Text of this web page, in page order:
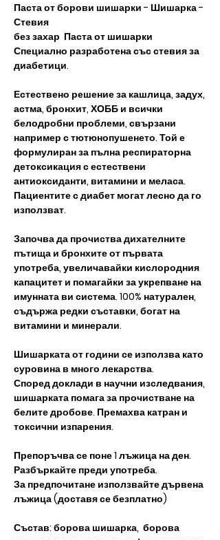
Паста от борови шишарки - Шишарка -
Стевия
без захар Паста от шишарки
Специално разработена със стевия за
диабетици.
Естествено решение за кашлица, задух,
астма, бронхит, ХОББ и всички
белодробни проблеми, свързани
например с тютюнопушенето. Той е
формулиран за пълна респираторна
детоксикация с естествени
антиоксиданти, витамини и меласа.
Пациентите с диабет могат лесно да го
използват.
Започва да прочиства дихателните
пътища и бронхите от първата
употреба, увеличавайки кислородния
капацитет и помагайки за укрепване на
имунната ви система. 100% натурален,
съдържа редки съставки, богат на
витамини и минерали.
Шишарката от години се използва като
суровина в много лекарства.
Според доклади в научни изследвания,
шишарката помага за прочистване на
белите дробове. Премахва катран и
токсични изпарения.
Препоръчва се поне 1 лъжица на ден.
Разбъркайте преди употреба.
За предпочитане използвайте дървена
лъжица (доставя се безплатно)
Състав: борова шишарка, борова